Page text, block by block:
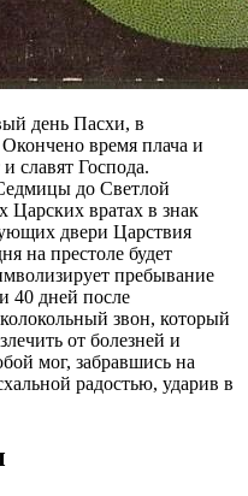
день Пасхи, в
время плача и
славят Господа.
до Светлой
Царских вратах в знак
двери Царствия
на престоле будет
пребывание
40 дней после
звон, который
от болезней и
мог, забравшись на
радостью, ударив в